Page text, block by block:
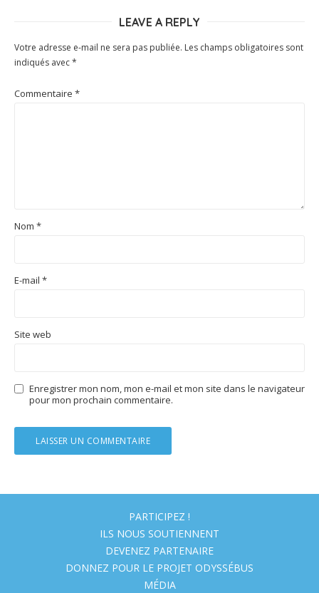
LEAVE A REPLY
Votre adresse e-mail ne sera pas publiée. Les champs obligatoires sont
indiqués avec*
Commentaire *
Nom *
E-mail *
Site web
Enregistrer mon nom, mon e-mail et mon site dans le navigateur
pour mon prochain commentaire.
PARTICIPEZ !
ILS NOUS SOUTIENNENT
DEVENEZ PARTENAIRE
DONNEZ POUR LE PROJET ODYSSÉBUS
MÉDIA